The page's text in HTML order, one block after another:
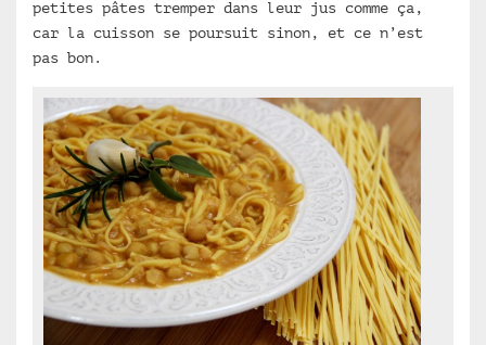
petites pâtes tremper dans leur jus comme ça,
car la cuisson se poursuit sinon, et ce n’est
pas bon.